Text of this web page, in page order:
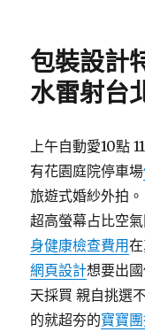
包裝設計
水雷射台
上午自動愛10點
有花園庭院停車場
旅遊式婚紗外拍
超高螢幕占比空
身健康檢查費用
網頁設計想要出
天採買 親自挑選
的就超夯的寶寶